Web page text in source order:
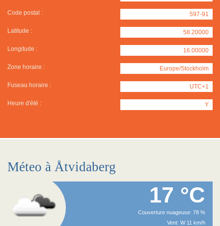
Code postal : 597-91
Latitude : 58.20000
Longitude : 16.00000
Zone horaire : Europe/Stockholm
Fuseau horaire : UTC+1
Heure d'été : Y
Méteo à Åtvidaberg
17 °C
Couverture nuageuse: 78 %
Vent: W 11 km/h